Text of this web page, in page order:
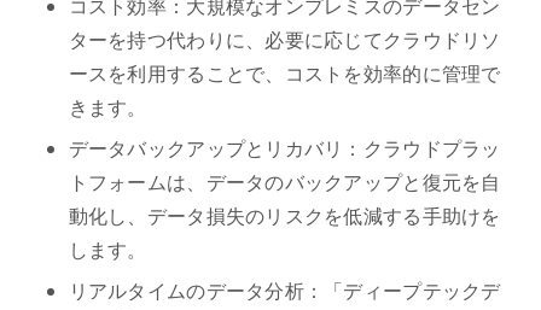
コスト効率：大規模なオンプレミスのデータセン
ターを持つ代わりに、必要に応じてクラウドリソ
ースを利用することで、コストを効率的に管理で
きます。
データバックアップとリカバリ：クラウドプラッ
トフォームは、データのバックアップと復元を自
動化し、データ損失のリスクを低減する手助けを
します。
リアルタイムのデータ分析：「ディープテックデ